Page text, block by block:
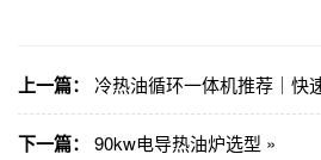
上一篇： 冷热油循环一体机推荐｜快
下一篇： 90kw电导热油炉选型 »